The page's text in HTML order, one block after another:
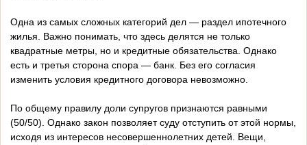
Одна из самых сложных категорий дел — раздел ипотечного
жилья. Важно понимать, что здесь делятся не только
квадратные метры, но и кредитные обязательства. Однако
есть и третья сторона спора — банк. Без его согласия
изменить условия кредитного договора невозможно.
По общему правилу доли супругов признаются равными
(50/50). Однако закон позволяет суду отступить от этой нормы,
исходя из интересов несовершеннолетних детей. Вещи,